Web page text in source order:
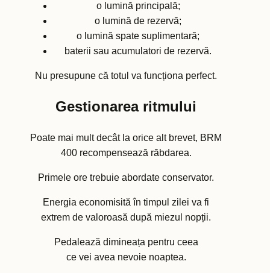
o lumină principală;
o lumină de rezervă;
o lumină spate suplimentară;
baterii sau acumulatori de rezervă.
Nu presupune că totul va funcționa perfect.
Gestionarea ritmului
Poate mai mult decât la orice alt brevet, BRM
400 recompensează răbdarea.
Primele ore trebuie abordate conservator.
Energia economisită în timpul zilei va fi
extrem de valoroasă după miezul nopții.
Pedalează dimineața pentru ceea
ce vei avea nevoie noaptea.